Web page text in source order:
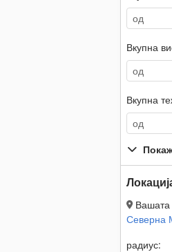
Вкупна
Вкупна
Вашата
Северна
радиус: